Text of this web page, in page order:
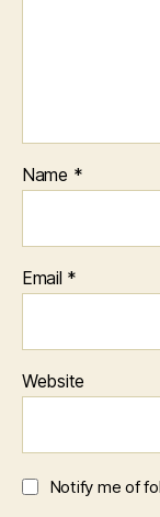
Name *
Email *
Website
Notify me of